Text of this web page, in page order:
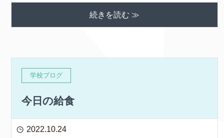
続きを読む ≫
学校ブログ
今日の給食
2022.10.24